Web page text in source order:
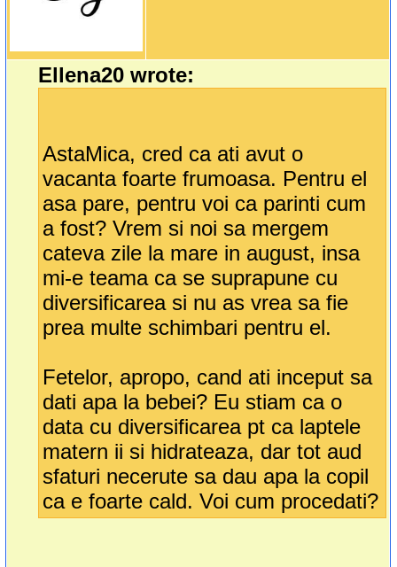
Ellena20 wrote:
AstaMica, cred ca ati avut o
vacanta foarte frumoasa. Pentru el
asa pare, pentru voi ca parinti cum
a fost? Vrem si noi sa mergem
cateva zile la mare in august, insa
mi-e teama ca se suprapune cu
diversificarea si nu as vrea sa fie
prea multe schimbari pentru el.
Fetelor, apropo, cand ati inceput sa
dati apa la bebei? Eu stiam ca o
data cu diversificarea pt ca laptele
matern ii si hidrateaza, dar tot aud
sfaturi necerute sa dau apa la copil
ca e foarte cald. Voi cum procedati?